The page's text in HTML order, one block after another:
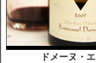
ドメーヌ・